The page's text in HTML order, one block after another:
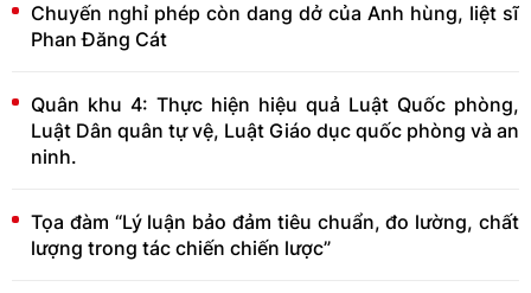
Chuyến nghỉ phép còn dang dở của Anh hùng, liệt sĩ
Phan Đăng Cát
Quân khu 4: Thực hiện hiệu quả Luật Quốc phòng,
Luật Dân quân tự vệ, Luật Giáo dục quốc phòng và an
ninh.
Tọa đàm “Lý luận bảo đảm tiêu chuẩn, đo lường, chất
lượng trong tác chiến chiến lược”